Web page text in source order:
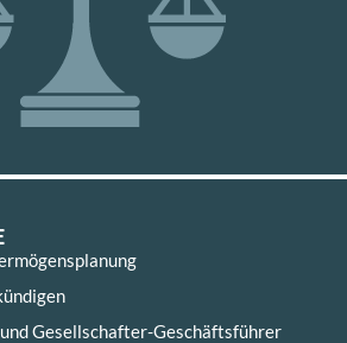
Gesellschafter-Geschäftsführer